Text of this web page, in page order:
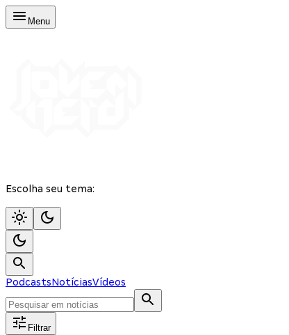
Menu
Escolha seu tema:
PodcastsNotíciasVídeos
Filtrar